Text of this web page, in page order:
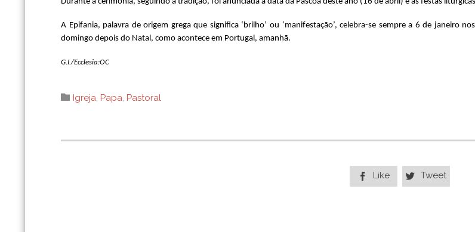
A Epifania, palavra de origem grega que significa ‘brilho’ ou ‘manifestação’, celebra-se sempre a 6 de janeiro
domingo depois do Natal, como acontece em Portugal, amanhã.
G.I./Ecclesia:OC
 Category
Igreja, Papa, Pastoral
 Like  Tweet